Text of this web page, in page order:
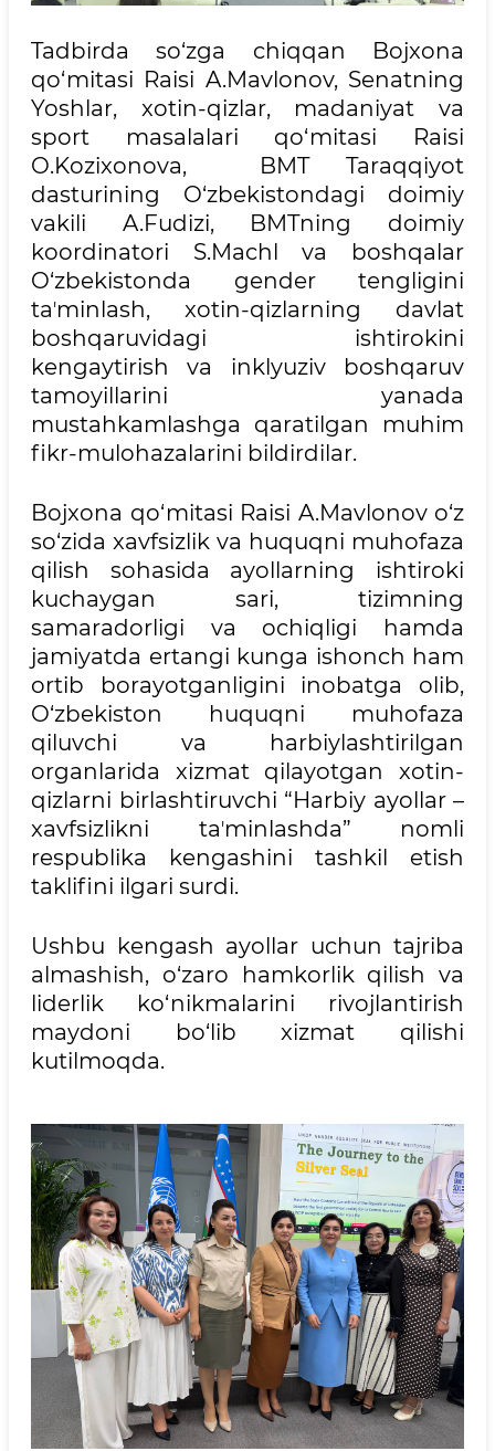
Tadbirda so‘zga chiqqan Bojxona
qo‘mitasi Raisi A.Mavlonov, Senatning
Yoshlar, xotin-qizlar, madaniyat va
sport masalalari qo‘mitasi Raisi
O.Kozixonova, BMT Taraqqiyot
dasturining O‘zbekistondagi doimiy
vakili A.Fudizi, BMTning doimiy
koordinatori S.Machl va boshqalar
O‘zbekistonda gender tengligini
taʼminlash, xotin-qizlarning davlat
boshqaruvidagi ishtirokini
kengaytirish va inklyuziv boshqaruv
tamoyillarini yanada
mustahkamlashga qaratilgan muhim
fikr-mulohazalarini bildirdilar.
Bojxona qo‘mitasi Raisi A.Mavlonov o‘z
so‘zida xavfsizlik va huquqni muhofaza
qilish sohasida ayollarning ishtiroki
kuchaygan sari, tizimning
samaradorligi va ochiqligi hamda
jamiyatda ertangi kunga ishonch ham
ortib borayotganligini inobatga olib,
O‘zbekiston huquqni muhofaza
qiluvchi va harbiylashtirilgan
organlarida xizmat qilayotgan xotin-
qizlarni birlashtiruvchi “Harbiy ayollar –
xavfsizlikni taʼminlashda” nomli
respublika kengashini tashkil etish
taklifini ilgari surdi.
Ushbu kengash ayollar uchun tajriba
almashish, o‘zaro hamkorlik qilish va
liderlik ko‘nikmalarini rivojlantirish
maydoni bo‘lib xizmat qilishi
kutilmoqda.